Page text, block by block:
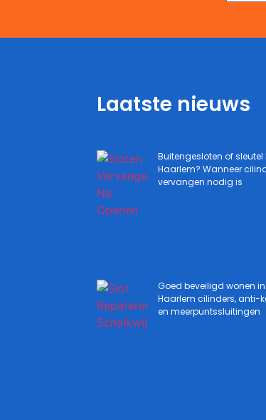
Laatste nieuws
Buitengesloten of sleutel
Haarlem? Wanneer
vervangen nodig is
Goed beveiligd wonen in
Haarlem cilinders, anti-
en meerpuntssluitingen